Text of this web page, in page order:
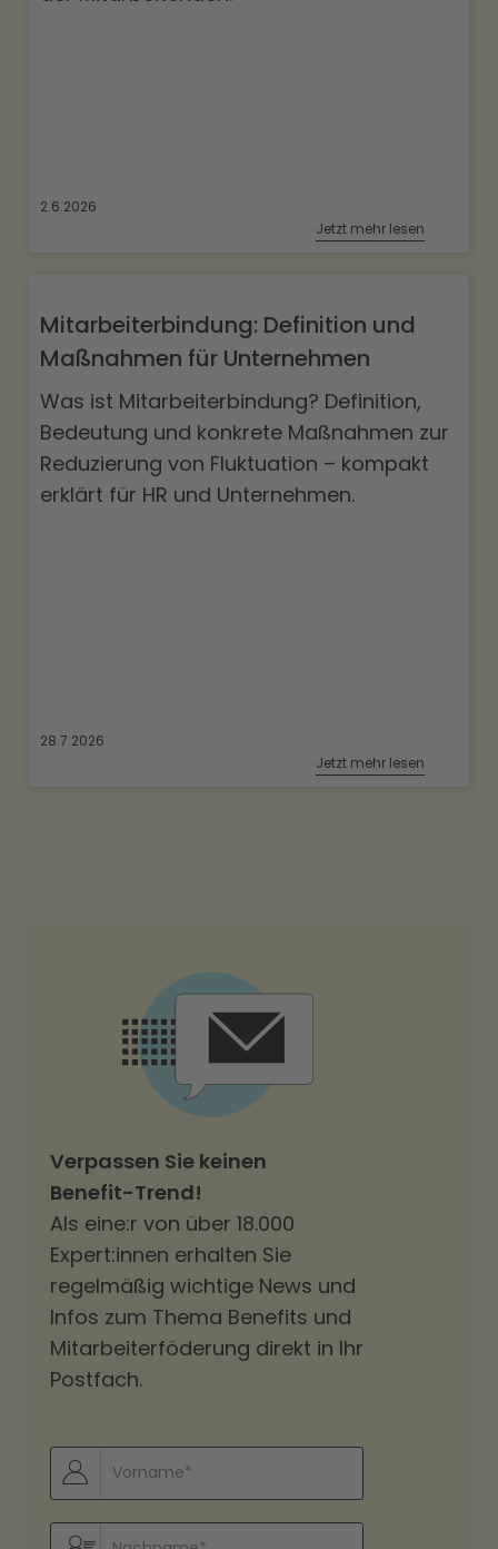
2.6.2026
Jetzt mehr lesen
Mitarbeiterbindung: Definition und
Maßnahmen für Unternehmen
Was ist Mitarbeiterbindung? Definition,
Bedeutung und konkrete Maßnahmen zur
Reduzierung von Fluktuation – kompakt
erklärt für HR und Unternehmen.
28.7.2026
Jetzt mehr lesen
Verpassen Sie keinen
Benefit-Trend!
Als eine:r von über 18.000
Expert:innen erhalten Sie
regelmäßig wichtige News und
Infos zum Thema Benefits und
Mitarbeiterföderung direkt in Ihr
Postfach.